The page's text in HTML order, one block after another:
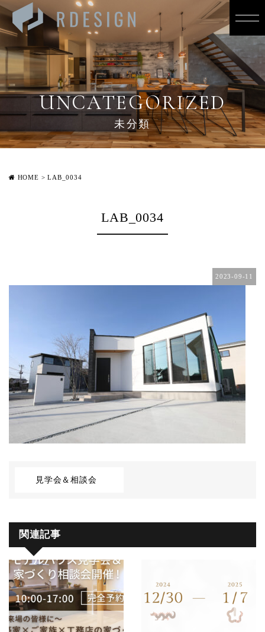
UNCATEGORIZED
未分類
HOME >LAB_0034
LAB_0034
2023-09-11
見学会＆相談会
関連記事